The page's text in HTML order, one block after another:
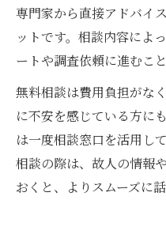
専門家から直接アドバイ
ットです。相談内容によ
ートや調査依頼に進むこ
無料相談は費用負担がな
に不安を感じている方に
は一度相談窓口を活用し
相談の際は、故人の情報
おくと、よりスムーズに話